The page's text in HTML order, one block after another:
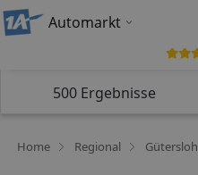
Automarkt
500 Ergebnisse
Home Regional Gütersloh